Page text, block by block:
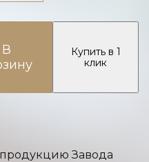
В
Купить в 1
клик
Завода